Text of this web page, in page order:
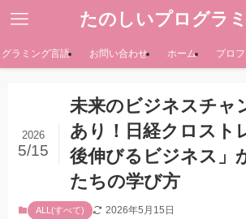
たのしいプログラ
ラミング言語 お問い合わせ ホーム プロ
未来のビジネスチャ
あり！日経クロスト
後伸びるビジネス」
たちの学び方
2026
5/15
ALL(すべて) 2026年5月15日